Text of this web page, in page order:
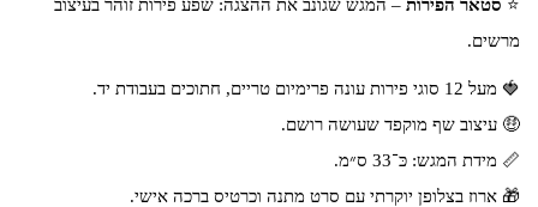
⭐ סטאר הפירות – המגש שגונב את ההצגה: שפע פירות זוהר בעיצוב
מרשים.
🍓 מעל 12 סוגי פירות עונה פרימיום טריים, חתוכים בעבודת יד.
🤑 עיצוב שף מוקפד שעושה רושם.
📏 מידת המגש: כּ־33 ס״מ.
🎁 ארוז בצלופן יוקרתי עם סרט מתנה וכרטיס ברכה אישי.